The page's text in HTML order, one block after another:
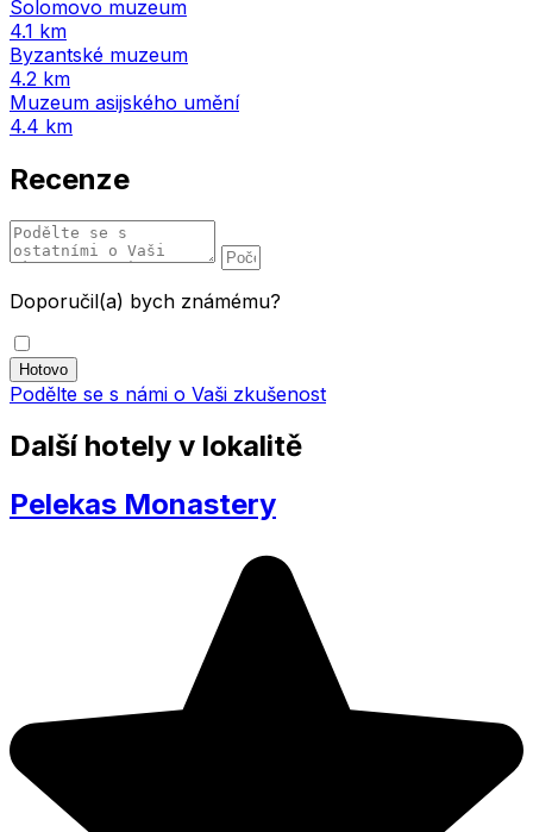
Solomovo muzeum
4.1 km
Byzantské muzeum
4.2 km
Muzeum asijského umění
4.4 km
Recenze
Doporučil(a) bych známému?
Podělte se s námi o Vaši zkušenost
Další hotely v lokalitě
Pelekas Monastery